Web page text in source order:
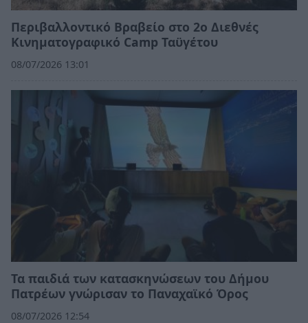
Περιβαλλοντικό Βραβείο στο 2ο Διεθνές
Κινηματογραφικό Camp Ταϋγέτου
08/07/2026 13:01
Τα παιδιά των κατασκηνώσεων του Δήμου
Πατρέων γνώρισαν το Παναχαϊκό Όρος
08/07/2026 12:54